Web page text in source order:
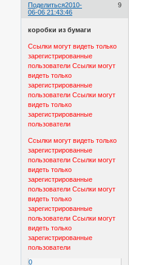
Поделиться 9
2010-
06-06 21:43:46
коробки из бумаги
Ссылки могут видеть только
зарегистрированные
пользователи Ссылки могут
видеть только
зарегистрированные
пользователи Ссылки могут
видеть только
зарегистрированные
пользователи
Ссылки могут видеть только
зарегистрированные
пользователи Ссылки могут
видеть только
зарегистрированные
пользователи Ссылки могут
видеть только
зарегистрированные
пользователи Ссылки могут
видеть только
зарегистрированные
пользователи
0